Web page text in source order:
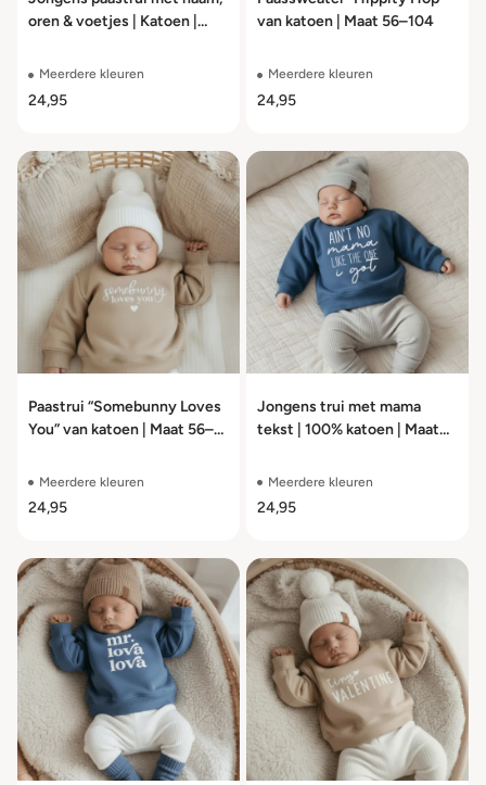
oren & voetjes | Katoen |
Meerdere kleuren
24,95
van katoen | Maat 56–104
Meerdere kleuren
24,95
Paastrui “Somebunny Loves
You” van katoen | Maat 56–
Meerdere kleuren
24,95
Jongens trui met mama
tekst | 100% katoen | Maat
Meerdere kleuren
24,95